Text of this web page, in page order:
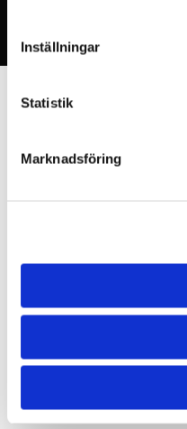
Inställningar
Statistik
Marknadsföring